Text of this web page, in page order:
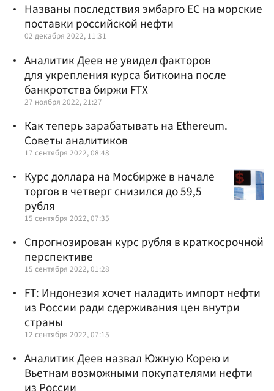
Названы последствия эмбарго ЕС на морские
поставки российской нефти
02 декабря 2022, 11:31
Аналитик Деев не увидел факторов
для укрепления курса биткоина после
банкротства биржи FTX
27 ноября 2022, 21:27
Как теперь зарабатывать на Ethereum.
Советы аналитиков
17 сентября 2022, 08:48
Курс доллара на Мосбирже в начале
торгов в четверг снизился до 59,5
рубля
15 сентября 2022, 07:35
Спрогнозирован курс рубля в краткосрочной
перспективе
15 сентября 2022, 01:28
FT: Индонезия хочет наладить импорт нефти
из России ради сдерживания цен внутри
страны
12 сентября 2022, 07:15
Аналитик Деев назвал Южную Корею и
Вьетнам возможными покупателями нефти